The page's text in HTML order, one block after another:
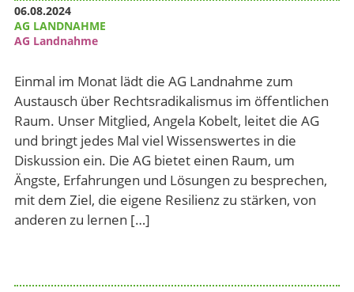
06.08.2024
AG LANDNAHME
AG Landnahme
Einmal im Monat lädt die AG Landnahme zum
Austausch über Rechtsradikalismus im öffentlichen
Raum. Unser Mitglied, Angela Kobelt, leitet die AG
und bringt jedes Mal viel Wissenswertes in die
Diskussion ein. Die AG bietet einen Raum, um
Ängste, Erfahrungen und Lösungen zu besprechen,
mit dem Ziel, die eigene Resilienz zu stärken, von
anderen zu lernen […]